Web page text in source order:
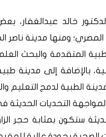
خالد عبدالغفار،
ومنها مدينة ناصر
المتقدمة والبحث
بالإضافة إلى مدينة
الطبية لدمج التعليم
لمواجهة التحديات الحديثة
ستكون بمثابة حجر